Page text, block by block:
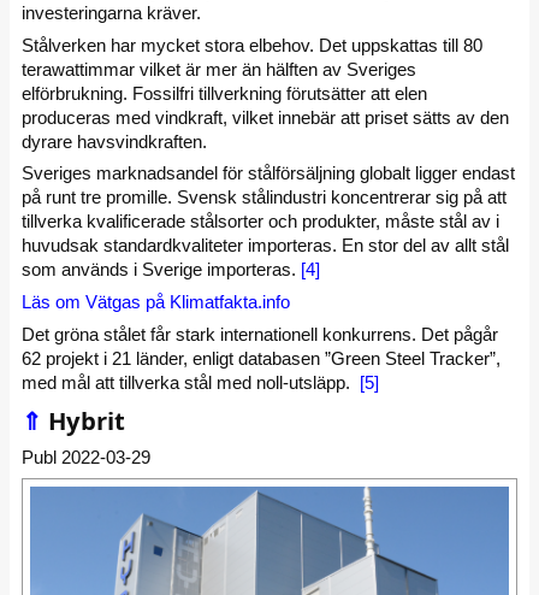
investeringarna kräver.
Stålverken har mycket stora elbehov. Det uppskattas till 80
terawattimmar vilket är mer än hälften av Sveriges
elförbrukning. Fossilfri tillverkning förutsätter att elen
produceras med vindkraft, vilket innebär att priset sätts av den
dyrare havsvindkraften.
Sveriges marknadsandel för stålförsäljning globalt ligger endast
på runt tre promille. Svensk stålindustri koncentrerar sig på att
tillverka kvalificerade stålsorter och produkter, måste stål av i
huvudsak standardkvaliteter importeras. En stor del av allt stål
som används i Sverige importeras. [4]
Läs om Vätgas på Klimatfakta.info
Det gröna stålet får stark internationell konkurrens. Det pågår
62 projekt i 21 länder, enligt databasen ”Green Steel Tracker”,
med mål att tillverka stål med noll-utsläpp. [5]
⇑ Hybrit
Publ 2022-03-29